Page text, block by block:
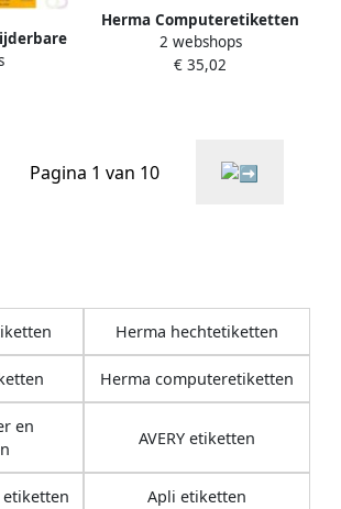
1 x 67
Herma Computeretiketten
doorlopend 88 9 x 35 7 mm
1-baans wit permanent
2 webshops
€ 35,02
Pagina 1 van 10
Herma hechtetiketten
Herma computeretiketten
en
AVERY etiketten
etiketten Apli etiketten